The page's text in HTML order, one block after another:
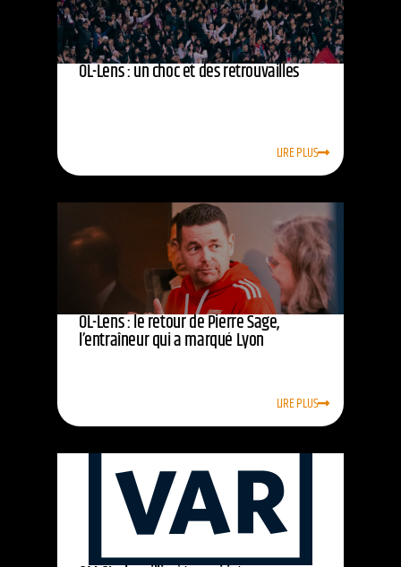
OL-Lens : un choc et des retrouvailles
LIRE PLUS
OL-Lens : le retour de Pierre Sage,
l’entraîneur qui a marqué Lyon
LIRE PLUS